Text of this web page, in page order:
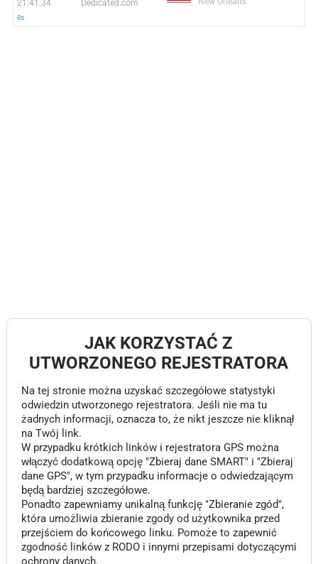
21:41:34
0s
Dedicated.com
JAK KORZYSTAĆ Z
UTWORZONEGO REJESTRATORA
Na tej stronie można uzyskać szczegółowe statystyki
odwiedzin utworzonego rejestratora. Jeśli nie ma tu
żadnych informacji, oznacza to, że nikt jeszcze nie kliknął
na Twój link.
W przypadku krótkich linków i rejestratora GPS można
włączyć dodatkową opcję "Zbieraj dane SMART" i "Zbieraj
dane GPS", w tym przypadku informacje o odwiedzającym
będą bardziej szczegółowe.
Ponadto zapewniamy unikalną funkcję "Zbieranie zgód",
która umożliwia zbieranie zgody od użytkownika przed
przejściem do końcowego linku. Pomoże to zapewnić
zgodność linków z RODO i innymi przepisami dotyczącymi
ochrony danych.